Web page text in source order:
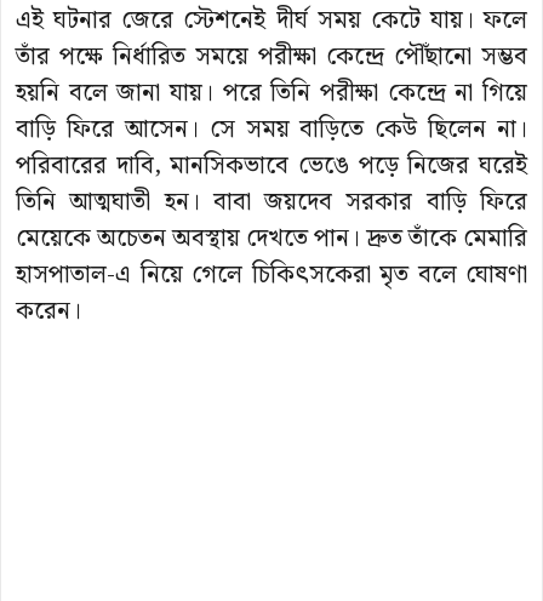
এই ঘটনার জেরে স্টেশনেই দীর্ঘ সময় কেটে যায়। ফলে
তাঁর পক্ষে নির্ধারিত সময়ে পরীক্ষা কেন্দ্রে পৌঁছানো সম্ভব
হয়নি বলে জানা যায়। পরে তিনি পরীক্ষা কেন্দ্রে না গিয়ে
বাড়ি ফিরে আসেন। সে সময় বাড়িতে কেউ ছিলেন না।
পরিবারের দাবি, মানসিকভাবে ভেঙে পড়ে নিজের ঘরেই
তিনি আত্মঘাতী হন। বাবা জয়দেব সরকার বাড়ি ফিরে
মেয়েকে অচেতন অবস্থায় দেখতে পান। দ্রুত তাঁকে মেমারি
হাসপাতাল-এ নিয়ে গেলে চিকিৎসকেরা মৃত বলে ঘোষণা
করেন।